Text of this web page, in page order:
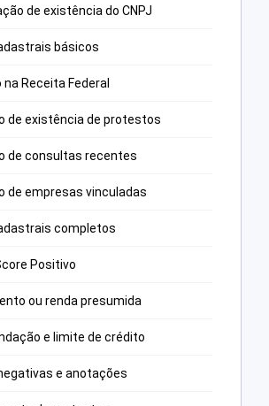
de existência do CNPJ
básicos
Receita Federal
de existência de protestos
de consultas recentes
de empresas vinculadas
completos
Positivo
ou renda presumida
e limite de crédito
e anotações